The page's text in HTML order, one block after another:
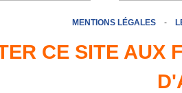
MENTIONS LÉGALES -
CE SITE AUX